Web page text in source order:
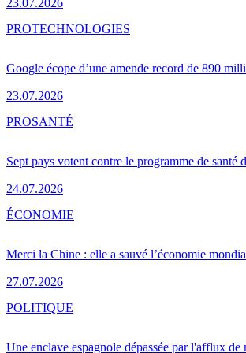
Google écope d’une amende record de 890
23.07.2026
PROTECHNOLOGIES
Sept pays votent contre le programme de santé
24.07.2026
PROSANTÉ
Merci la Chine : elle a sauvé l’économie
27.07.2026
ÉCONOMIE
Une enclave espagnole dépassée par l'afflux
POLITIQUE